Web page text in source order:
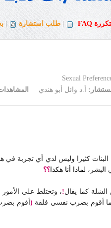
FAQ طلب استشارة |
أ.د وائل أبو هندي
كثيرا وليس لدي أي تجربة
البشر، لماذا أنا هكذا؟؟
كما يقال!، وتختلط علي
أقوم بضرب نفسي فلقة ( أقوم